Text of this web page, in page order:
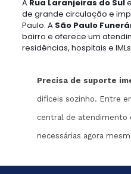
A Rua Laranjeiras do Sul
de grande circulação e
Paulo. A São Paulo
bairro e oferece um
residências, hospitais e
Precisa de suporte
difíceis sozinho. Entre
central de atendimento
necessárias agora